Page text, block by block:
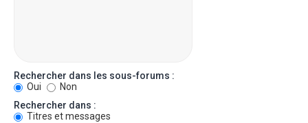
Rechercher dans les sous-forums :
Oui
Non
Rechercher dans :
Titres et messages